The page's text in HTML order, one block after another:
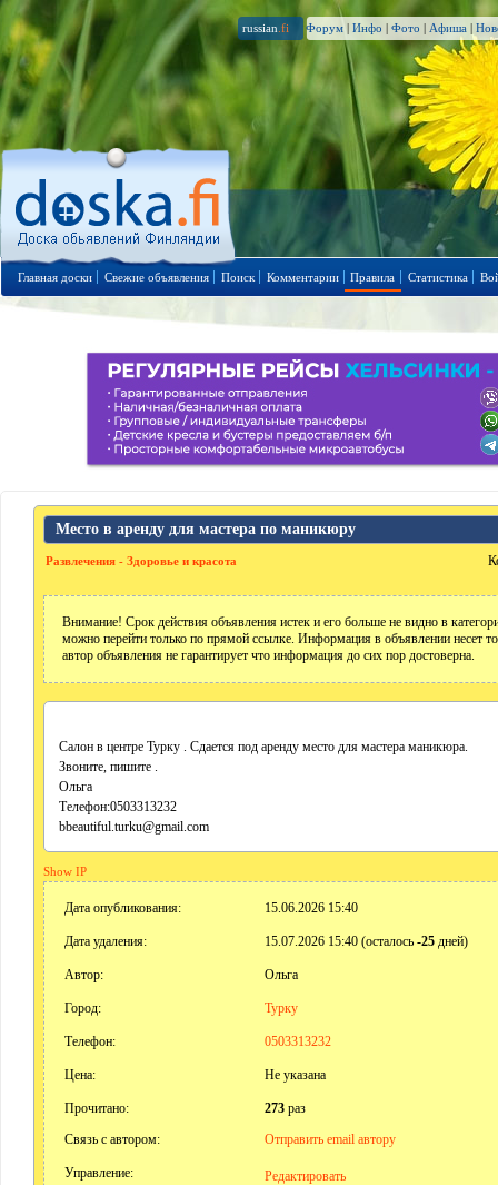
russian .fi Форум | Инфо | Фото | Афиша |
Главная доски Свежие объявления Поиск Комментарии Правила Статистика
Место в аренду для мастера по маникюру
Развлечения - Здоровье и красота
Внимание! Срок действия объявления истек и его больше не видно в
можно перейти только по прямой ссылке. Информация в объявлении несет
автор объявления не гарантирует что информация до сих пор достоверна.
Салон в центре Турку . Сдается под аренду место для мастера маникюра.
Звоните, пишите .
Ольга
Телефон:0503313232
bbeautiful.turku@gmail.com
Show IP
Дата опубликования: 15.06.2026 15:40
Дата удаления: 15.07.2026 15:40 (осталось -25дней)
Автор: Ольга
Город: Турку
Телефон: 0503313232
Цена: Не указана
Прочитано: 273раз
Связь с автором:
Отправить email автору
Управление:
Редактировать